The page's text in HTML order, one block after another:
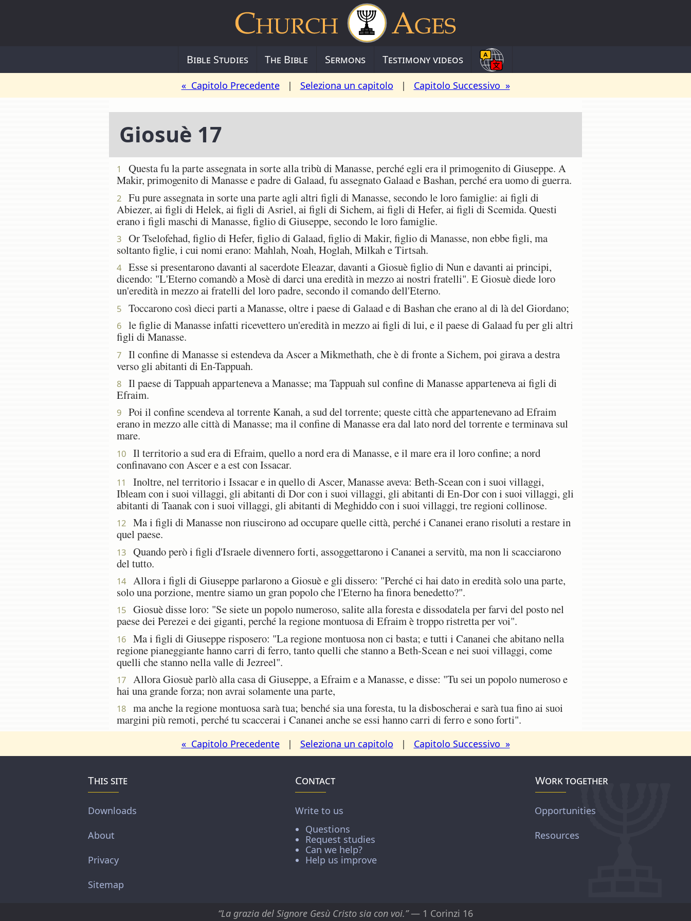
Bible Studies The Bible Sermons Testimony videos
« Capitolo Precedente| Seleziona un capitolo | Capitolo Successivo »
Giosuè 17
1
Questa fu la parte assegnata in sorte alla tribù di Manasse, perché egli era il primogenito di Giuseppe. A
Makir, primogenito di Manasse e padre di Galaad, fu assegnato Galaad e Bashan, perché era uomo di guerra.
2
Fu pure assegnata in sorte una parte agli altri figli di Manasse, secondo le loro famiglie: ai figli di
Abiezer, ai figli di Helek, ai figli di Asriel, ai figli di Sichem, ai figli di Hefer, ai figli di Scemida. Questi
erano i figli maschi di Manasse, figlio di Giuseppe, secondo le loro famiglie.
3
Or Tselofehad, figlio di Hefer, figlio di Galaad, figlio di Makir, figlio di Manasse, non ebbe figli, ma
soltanto figlie, i cui nomi erano: Mahlah, Noah, Hoglah, Milkah e Tirtsah.
4
Esse si presentarono davanti al sacerdote Eleazar, davanti a Giosuè figlio di Nun e davanti ai principi,
dicendo: "L'Eterno comandò a Mosè di darci una eredità in mezzo ai nostri fratelli". E Giosuè diede loro
un'eredità in mezzo ai fratelli del loro padre, secondo il comando dell'Eterno.
5 Toccarono così dieci parti a Manasse, oltre i paese di Galaad e di Bashan che erano al di là del Giordano;
6
le figlie di Manasse infatti ricevettero un'eredità in mezzo ai figli di lui, e il paese di Galaad fu per gli altri
figli di Manasse.
7
Il confine di Manasse si estendeva da Ascer a Mikmethath, che è di fronte a Sichem, poi girava a destra
verso gli abitanti di En-Tappuah.
8
Il paese di Tappuah apparteneva a Manasse; ma Tappuah sul confine di Manasse apparteneva ai figli di
Efraim.
9
Poi il confine scendeva al torrente Kanah, a sud del torrente; queste città che appartenevano ad Efraim
erano in mezzo alle città di Manasse; ma il confine di Manasse era dal lato nord del torrente e terminava sul
mare.
10
Il territorio a sud era di Efraim, quello a nord era di Manasse, e il mare era il loro confine; a nord
confinavano con Ascer e a est con Issacar.
11
Inoltre, nel territorio i Issacar e in quello di Ascer, Manasse aveva: Beth-Scean con i suoi villaggi,
Ibleam con i suoi villaggi, gli abitanti di Dor con i suoi villaggi, gli abitanti di En-Dor con i suoi villaggi, gli
abitanti di Taanak con i suoi villaggi, gli abitanti di Meghiddo con i suoi villaggi, tre regioni collinose.
12
Ma i figli di Manasse non riuscirono ad occupare quelle città, perché i Cananei erano risoluti a restare in
quel paese.
13
Quando però i figli d'Israele divennero forti, assoggettarono i Cananei a servitù, ma non li scacciarono
del tutto.
14
Allora i figli di Giuseppe parlarono a Giosuè e gli dissero: "Perché ci hai dato in eredità solo una parte,
solo una porzione, mentre siamo un gran popolo che l'Eterno ha finora benedetto?".
15
Giosuè disse loro: "Se siete un popolo numeroso, salite alla foresta e dissodatela per farvi del posto nel
paese dei Perezei e dei giganti, perché la regione montuosa di Efraim è troppo ristretta per voi".
16
Ma i figli di Giuseppe risposero: "La regione montuosa non ci basta; e tutti i Cananei che abitano nella
regione pianeggiante hanno carri di ferro, tanto quelli che stanno a Beth-Scean e nei suoi villaggi, come
quelli che stanno nella valle di Jezreel".
17
Allora Giosuè parlò alla casa di Giuseppe, a Efraim e a Manasse, e disse: "Tu sei un popolo numeroso e
hai una grande forza; non avrai solamente una parte,
18
ma anche la regione montuosa sarà tua; benché sia una foresta, tu la disboscherai e sarà tua fino ai suoi
margini più remoti, perché tu scaccerai i Cananei anche se essi hanno carri di ferro e sono forti".
« Capitolo Precedente| Seleziona un capitolo | Capitolo Successivo »
This site
Downloads
About
Privacy
Sitemap
Contact
Write to us
Questions
Request studies
Can we help?
Help us improve
Work together
Opportunities
Resources
“La grazia del Signore Gesù Cristo sia con voi.”— 1 Corinzi 16